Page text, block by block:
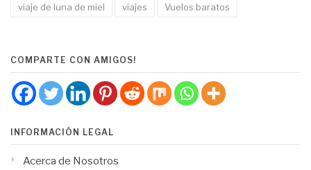
viaje de luna de miel viajes Vuelos baratos
COMPARTE CON AMIGOS!
INFORMACIÓN LEGAL
Acerca de Nosotros